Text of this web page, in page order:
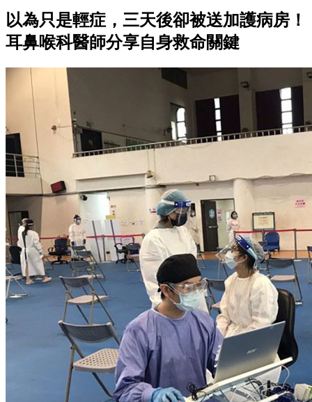
以為只是輕症，三天後卻被送加護病房！
耳鼻喉科醫師分享自身救命關鍵